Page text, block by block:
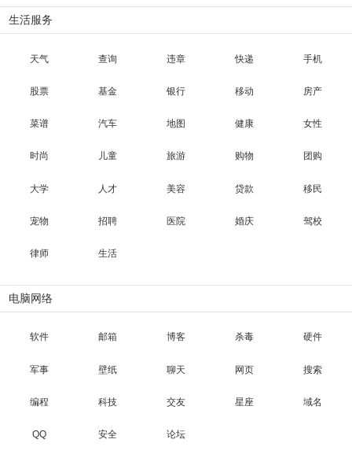
生活服务
天气 查询 违章 快递 手机
股票 基金 银行 移动 房产
菜谱 汽车 地图 健康 女性
时尚 儿童 旅游 购物 团购
大学 人才 美容 贷款 移民
宠物 招聘 医院 婚庆 驾校
律师 生活
电脑网络
软件 邮箱 博客 杀毒 硬件
军事 壁纸 聊天 网页 搜索
编程 科技 交友 星座 域名
QQ 安全 论坛